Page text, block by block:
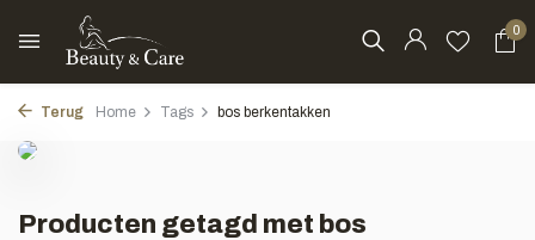
0
Terug Home Tags bos berkentakken
Producten getagd met bos